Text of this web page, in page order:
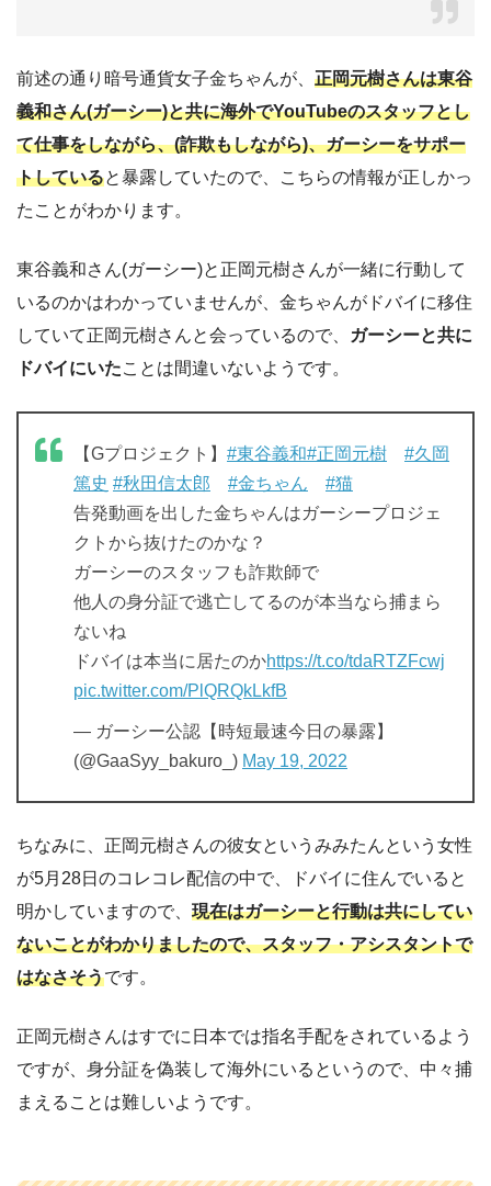
前述の通り暗号通貨女子金ちゃんが、 正岡元樹さんは東谷
義和さん(ガーシー)と共に海外でYouTubeのスタッフとし
て仕事をしながら、(詐欺もしながら)、ガーシーをサポー
トしていると暴露していたので、こちらの情報が正しかっ
たことがわかります。
東谷義和さん(ガーシー)と正岡元樹さんが一緒に行動して
いるのかはわかっていませんが、金ちゃんがドバイに移住
していて正岡元樹さんと会っているので、
ガーシーと共に
ドバイにいたことは間違いないようです。
【Gプロジェクト】 #東谷義和#正岡元樹
#久岡
篤史 #秋田信太郎 #金ちゃん
#猫
告発動画を出した金ちゃんはガーシープロジェ
クトから抜けたのかな？
ガーシーのスタッフも詐欺師で
他人の身分証で逃亡してるのが本当なら捕まら
ないね
ドバイは本当に居たのかhttps://t.co/tdaRTZFcwj
pic.twitter.com/PlQRQkLkfB
— ガーシー公認【時短最速今日の暴露】
(@GaaSyy_bakuro_) May 19, 2022
ちなみに、正岡元樹さんの彼女というみみたんという女性
が5月28日のコレコレ配信の中で、ドバイに住んでいると
明かしていますので、 現在はガーシーと行動は共にしてい
ないことがわかりましたので、スタッフ・アシスタントで
はなさそうです。
正岡元樹さんはすでに日本では指名手配をされているよう
ですが、身分証を偽装して海外にいるというので、中々捕
まえることは難しいようです。